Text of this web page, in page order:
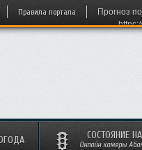
Правила портала
Прогноз
СОСТОЯНИЕ
Онлайн камеры